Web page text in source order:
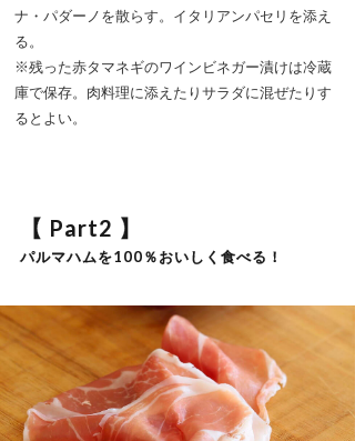
ナ・パダーノを散らす。イタリアンパセリを添え
る。
※残った赤タマネギのワインビネガー漬けは冷蔵
庫で保存。肉料理に添えたりサラダに混ぜたりす
るとよい。
【 Part2 】
パルマハムを100％おいしく食べる！